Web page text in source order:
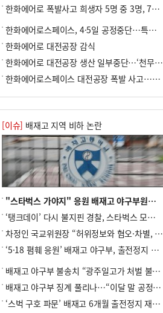
10 서울 중랑구서 흉기 난동…60대 남성 2명한화에어로 폭발사고 희생자 5명 중 3명, 7일 영면
한화에어로스페이스, 4·5일 공정중단…특별 안전점검
한화에어로 대전공장 감식
한화에어로 대전공장 생산 일부중단…‘천무’ 수출 비상
한화에어로스페이스 대전공장 폭발 사고…5명 사망·2명 부상(종합)
[이슈] 배재고 지역 비하 논란
"스타벅스 가야지" 응원 배재고 야구부원들, 학교서 징계 처분
‘탱크데이’ 다시 불지핀 경찰, 스타벅스 모욕 혐의 압수수색
차정인 국교위원장 “허위정보와 혐오·차별, 학교 교실까지 유입"
‘5·18 폄훼 응원’ 배재고 야구부, 출전정지 6개월→1개월 감경
배재고 야구부 불송치 “광주일고가 처벌 불원 의사 표해”
배재고 야구부 징계 풀리나…“이달 말 공정위서 재심의”
‘스벅 구호 파문’ 배재고 6개월 출전정지 재심 신청키로